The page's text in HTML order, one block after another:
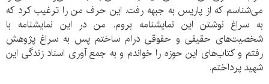
می‌شناسم که از پاریس به جبهه رفت. این حرف من را ترغیب کرد که
به سراغ نوشتن این نمایشنامه بروم. من در این نمایشنامه با
شخصیت‌های حقیقی و حقوقی درام ساختم پس به سراغ پژوهش
رفتم و کتاب‌های این حوزه را خواندم و به جمع آوری اسناد زندگی این
شهید پرداختم.